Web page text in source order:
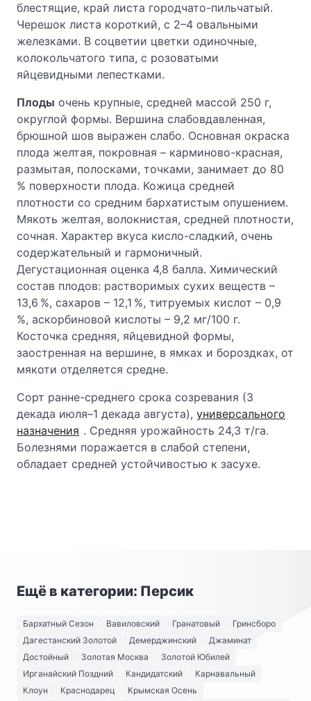
блестящие, край листа городчато-пильчатый.
Черешок листа короткий, с 2–4 овальными
железками. В соцветии цветки одиночные,
колокольчатого типа, с розоватыми
яйцевидными лепестками.
Плоды очень крупные, средней массой 250 г,
округлой формы. Вершина слабовдавленная,
брюшной шов выражен слабо. Основная окраска
плода желтая, покровная – карминово-красная,
размытая, полосками, точками, занимает до 80
% поверхности плода. Кожица средней
плотности со средним бархатистым опушением.
Мякоть желтая, волокнистая, средней плотности,
сочная. Характер вкуса кисло-сладкий, очень
содержательный и гармоничный.
Дегустационная оценка 4,8 балла. Химический
состав плодов: растворимых сухих веществ –
13,6 %, сахаров – 12,1 %, титруемых кислот – 0,9
%, аскорбиновой кислоты – 9,2 мг/100 г.
Косточка средняя, яйцевидной формы,
заостренная на вершине, в ямках и бороздках, от
мякоти отделяется средне.
Сорт ранне-среднего срока созревания (3
декада июля–1 декада августа), универсального
назначения . Средняя урожайность 24,3 т/га.
Болезнями поражается в слабой степени,
обладает средней устойчивостью к засухе.
Ещё в категории: Персик
Бархатный Сезон Вавиловский Гранатовый
Гринсборо
Дагестанский Золотой
Демерджинский
Джаминат
Достойный
Золотая Москва
Золотой Юбилей
Ирганайский Поздний
Кандидатский
Карнавальный
Клоун
Краснодарец
Крымская Осень